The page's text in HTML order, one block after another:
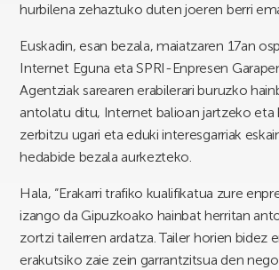
hurbilena zehaztuko duten joeren berri
Euskadin, esan bezala, maiatzaren 17an
Internet Eguna eta SPRI-Enpresen
Agentziak sarearen erabilerari buruzko
antolatu ditu, Internet balioan jartzeko eta
zerbitzu ugari eta eduki interesgarriak
hedabide bezala aurkezteko.
Hala, “Erakarri trafiko kualifikatua zure
izango da Gipuzkoako hainbat herritan
zortzi tailerren ardatza. Tailer horien bidez
erakutsiko zaie zein garrantzitsua den